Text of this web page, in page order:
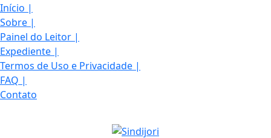
Início |
Sobre |
Painel do Leitor |
Expediente |
Termos de Uso e Privacidade |
FAQ |
Contato